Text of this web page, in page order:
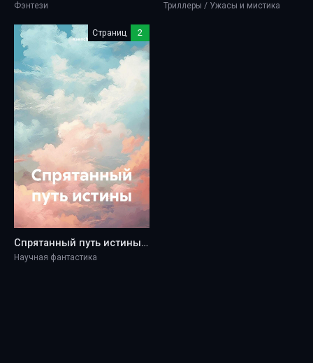
Фэнтези Триллеры / Ужасы и мистика
Страниц 2
Спрятанный путь истины - Ksencha
Научная фантастика